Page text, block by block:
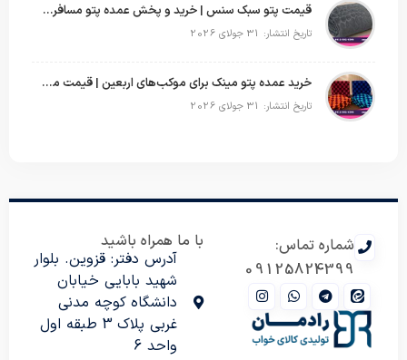
قیمت پتو سبک سنس | خرید و پخش عمده پتو مسافرتی Sense
تاریخ انتشار: 31 جولای 2026
خرید عمده پتو مینک برای موکب‌های اربعین | قیمت مناسب و ارسال سریع
تاریخ انتشار: 31 جولای 2026
شماره تماس:
09125824399
با ما همراه باشید
آدرس دفتر: قزوین. بلوار
شهید بابایی خیابان
دانشگاه کوچه مدنی
غربی پلاک 3 طبقه اول
واحد 6